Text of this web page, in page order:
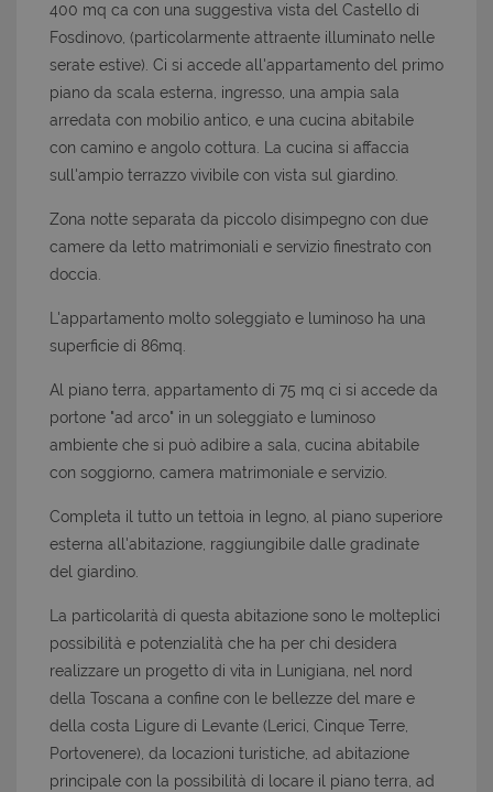
400 mq ca con una suggestiva vista del Castello di
Fosdinovo, (particolarmente attraente illuminato nelle
serate estive). Ci si accede all'appartamento del primo
piano da scala esterna, ingresso, una ampia sala
arredata con mobilio antico, e una cucina abitabile
con camino e angolo cottura. La cucina si affaccia
sull'ampio terrazzo vivibile con vista sul giardino.
Zona notte separata da piccolo disimpegno con due
camere da letto matrimoniali e servizio finestrato con
doccia.
L'appartamento molto soleggiato e luminoso ha una
superficie di 86mq.
Al piano terra, appartamento di 75 mq ci si accede da
portone "ad arco" in un soleggiato e luminoso
ambiente che si può adibire a sala, cucina abitabile
con soggiorno, camera matrimoniale e servizio.
Completa il tutto un tettoia in legno, al piano superiore
esterna all'abitazione, raggiungibile dalle gradinate
del giardino.
La particolarità di questa abitazione sono le molteplici
possibilità e potenzialità che ha per chi desidera
realizzare un progetto di vita in Lunigiana, nel nord
della Toscana a confine con le bellezze del mare e
della costa Ligure di Levante (Lerici, Cinque Terre,
Portovenere), da locazioni turistiche, ad abitazione
principale con la possibilità di locare il piano terra, ad